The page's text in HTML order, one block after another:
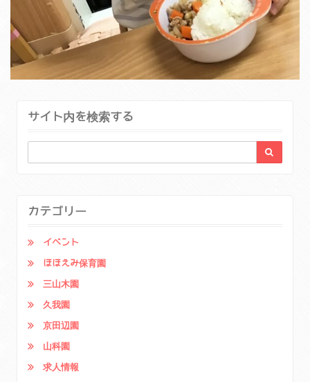
サイト内を検索する
カテゴリー
イベント
ほほえみ保育園
三山木園
久我園
京田辺園
山科園
求人情報